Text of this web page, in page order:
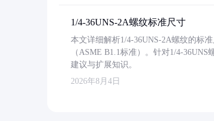
1/4-36UNS-2A螺纹标准尺寸
本文详细解析1/4-36UNS-2A螺纹的标
（ASME B1.1标准）。针对1/4-
建议与扩展知识。
2026年8月4日